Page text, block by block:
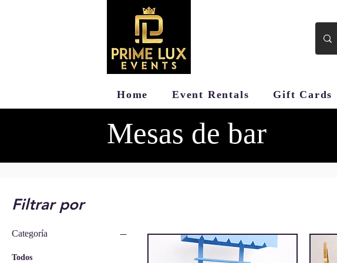
Home Event Rentals Gift Cards
Mesas de bar
Filtrar por
Categoría
Todos